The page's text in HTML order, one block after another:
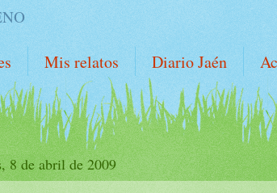
Mis relatos Diario Jaén
8 de abril de 2009